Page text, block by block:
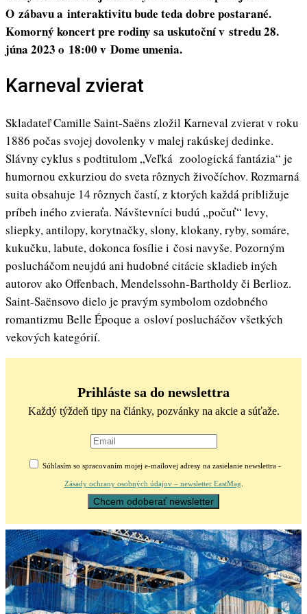
O zábavu a interaktivitu bude teda dobre postarané.
Komorný koncert pre rodiny sa uskutoční v stredu 28.
júna 2023 o 18:00 v Dome umenia.
Karneval zvierat
Skladateľ Camille Saint-Saëns zložil Karneval zvierat v roku
1886 počas svojej dovolenky v malej rakúskej dedinke.
Slávny cyklus s podtitulom „Veľká zoologická fantázia“ je
humornou exkurziou do sveta rôznych živočíchov. Rozmarná
suita obsahuje 14 rôznych častí, z ktorých každá približuje
príbeh iného zvieraťa. Návštevníci budú „počuť“ levy,
sliepky, antilopy, korytnačky, slony, klokany, ryby, somáre,
kukučku, labute, dokonca fosílie i čosi navyše. Pozorným
poslucháčom neujdú ani hudobné citácie skladieb iných
autorov ako Offenbach, Mendelssohn-Bartholdy či Berlioz.
Saint-Saënsovo dielo je pravým symbolom ozdobného
romantizmu Belle Époque a osloví poslucháčov všetkých
vekových kategórií.
Prihláste sa do newslettra
Každý týždeň tipy na články, pozvánky na akcie a súťaže.
Súhlasím so spracovaním mojej e-mailovej adresy na zasielanie newslettra -
Zásady ochrany osobných údajov – newsletter EastMag